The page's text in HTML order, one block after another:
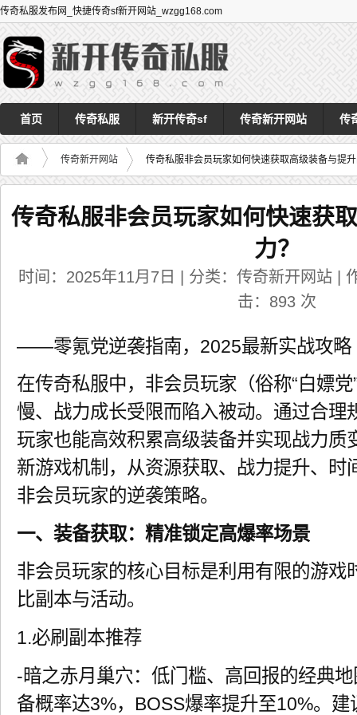
传奇私服发布网_快捷传奇sf新开网站_wzgg168.com
首页 传奇私服 新开传奇sf 传奇新开网站 传
传奇新开网站 传奇私服非会员玩家如何快速获取高级装备与提
传奇私服非会员玩家如何快速获
力？
时间：2025年11月7日 | 分类：传奇新开网站 |
击： 893 次
——零氪党逆袭指南，2025最新实战攻略
在传奇私服中，非会员玩家（俗称“白嫖
慢、战力成长受限而陷入被动。通过合理
玩家也能高效积累高级装备并实现战力质
新游戏机制，从资源获取、战力提升、时
非会员玩家的逆袭策略。
一、装备获取：精准锁定高爆率场景
非会员玩家的核心目标是利用有限的游戏
比副本与活动。
1.必刷副本推荐
-暗之赤月巢穴：低门槛、高回报的经典
备概率达3%，BOSS爆率提升至10%。建